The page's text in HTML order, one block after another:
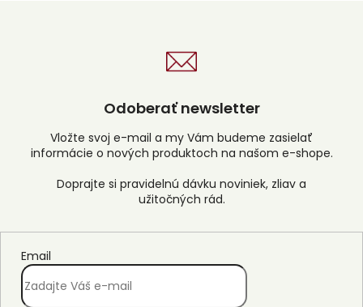
Odoberať newsletter
Vložte svoj e-mail a my Vám budeme zasielať
informácie o nových produktoch na našom e-shope.
Email